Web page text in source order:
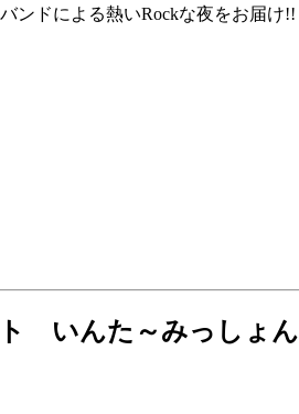
ンドによる熱いRockな夜をお届け!!
いんた～みっしょん